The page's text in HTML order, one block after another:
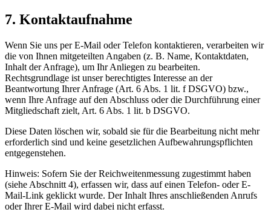
7. Kontaktaufnahme
Wenn Sie uns per E-Mail oder Telefon kontaktieren, verarbeiten wir
die von Ihnen mitgeteilten Angaben (z. B. Name, Kontaktdaten,
Inhalt der Anfrage), um Ihr Anliegen zu bearbeiten.
Rechtsgrundlage ist unser berechtigtes Interesse an der
Beantwortung Ihrer Anfrage (Art. 6 Abs. 1 lit. f DSGVO) bzw.,
wenn Ihre Anfrage auf den Abschluss oder die Durchführung einer
Mitgliedschaft zielt, Art. 6 Abs. 1 lit. b DSGVO.
Diese Daten löschen wir, sobald sie für die Bearbeitung nicht mehr
erforderlich sind und keine gesetzlichen Aufbewahrungspflichten
entgegenstehen.
Hinweis: Sofern Sie der Reichweitenmessung zugestimmt haben
(siehe Abschnitt 4), erfassen wir, dass auf einen Telefon- oder E-
Mail-Link geklickt wurde. Der Inhalt Ihres anschließenden Anrufs
oder Ihrer E-Mail wird dabei nicht erfasst.